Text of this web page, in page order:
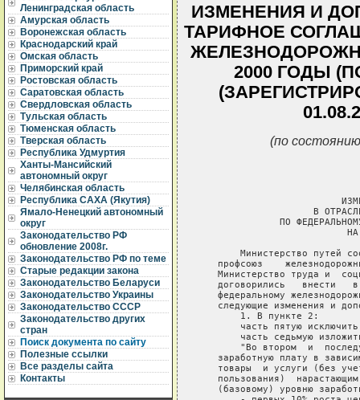
Ленинградская область
Амурская область
Воронежская область
Краснодарский край
Омская область
Приморский край
Ростовская область
Саратовская область
Свердловская область
Тульская область
Тюменская область
Тверская область
Республика Удмуртия
Ханты-Мансийский
автономный округ
Челябинская область
Республика САХА (Якутия)
Ямало-Ненецкий автономный
округ
Законодательство РФ
обновление 2008г.
Законодательство РФ по теме
Старые редакции закона
Законодательство Беларуси
Законодательство Украины
Законодательство СССР
Законодательство других
стран
Поиск документа по сайту
Полезные ссылки
Все разделы сайта
Контакты
ИЗМЕНЕНИЯ И
ТАРИФНОЕ
2000 ГОДЫ
(по